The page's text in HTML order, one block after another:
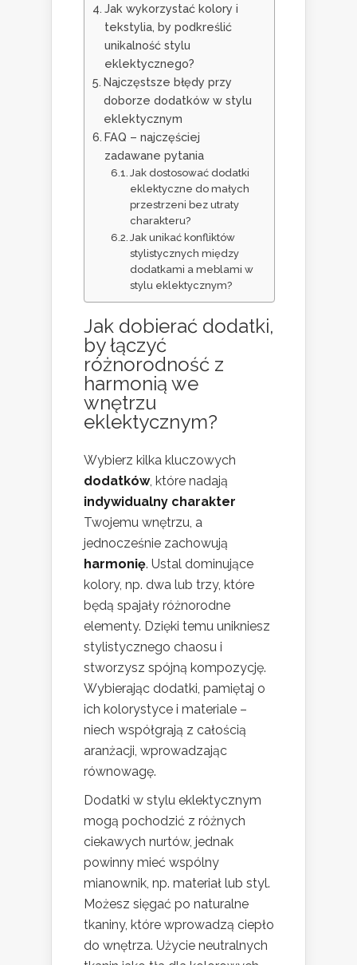
Jak wykorzystać kolory i
tekstylia, by podkreślić
unikalność stylu
eklektycznego?
Najczęstsze błędy przy
doborze dodatków w stylu
eklektycznym
FAQ – najczęściej
zadawane pytania
Jak dostosować dodatki
eklektyczne do małych
przestrzeni bez utraty
charakteru?
Jak unikać konfliktów
stylistycznych między
dodatkami a meblami w
stylu eklektycznym?
Jak dobierać dodatki,
by łączyć
różnorodność z
harmonią we
wnętrzu
eklektycznym?
Wybierz kilka kluczowych
dodatków, które nadają
indywidualny charakter
Twojemu wnętrzu, a
jednocześnie zachowują
harmonię. Ustal dominujące
kolory, np. dwa lub trzy, które
będą spajały różnorodne
elementy. Dzięki temu unikniesz
stylistycznego chaosu i
stworzysz spójną kompozycję.
Wybierając dodatki, pamiętaj o
ich kolorystyce i materiale –
niech współgrają z całością
aranżacji, wprowadzając
równowagę.
Dodatki w stylu eklektycznym
mogą pochodzić z różnych
ciekawych nurtów, jednak
powinny mieć wspólny
mianownik, np. materiał lub styl.
Możesz sięgać po naturalne
tkaniny, które wprowadzą ciepło
do wnętrza. Użycie neutralnych